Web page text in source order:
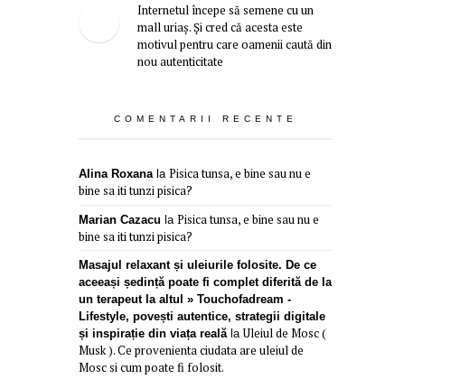
Internetul începe să semene cu un
mall uriaș. Și cred că acesta este
motivul pentru care oamenii caută din
nou autenticitate
COMENTARII RECENTE
Alina Roxanala Pisica tunsa, e bine sau nu e
bine sa iti tunzi pisica?
Marian Cazacu la Pisica tunsa, e bine sau nu e
bine sa iti tunzi pisica?
Masajul relaxant și uleiurile folosite. De ce
aceeași ședință poate fi complet diferită de la
un terapeut la altul » Touchofadream -
Lifestyle, povești autentice, strategii digitale
și inspirație din viața reală laUleiul de Mosc (
Musk ). Ce provenienta ciudata are uleiul de
Mosc si cum poate fi folosit.